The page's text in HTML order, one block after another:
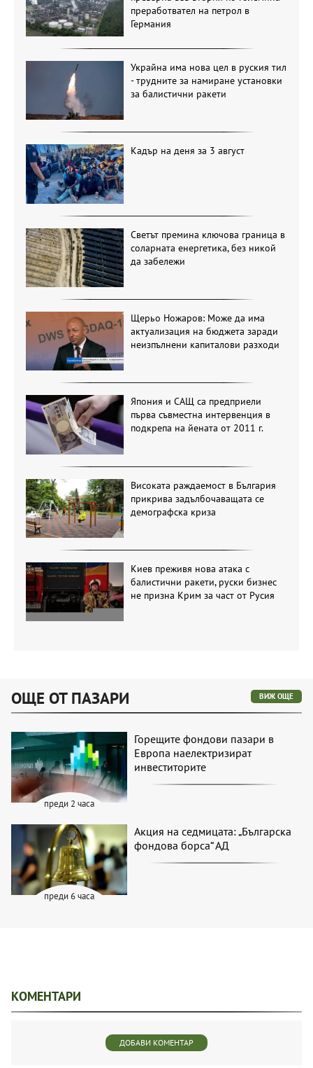
преработвател на петрол в
Германия
Украйна има нова цел в руския тил
- трудните за намиране установки
за балистични ракети
Кадър на деня за 3 август
Светът премина ключова граница в
соларната енергетика, без никой
да забележи
Щерьо Ножаров: Може да има
актуализация на бюджета заради
неизпълнени капиталови разходи
Япония и САЩ са предприели
първа съвместна интервенция в
подкрепа на йената от 2011 г.
Високата раждаемост в България
прикрива задълбочаващата се
демографска криза
Киев преживя нова атака с
балистични ракети, руски бизнес
не призна Крим за част от Русия
ОЩЕ ОТ ПАЗАРИ ВИЖ ОЩЕ
преди 2 часа
Горещите фондови пазари в
Европа наелектризират
инвеститорите
преди 6 часа
Акция на седмицата: „Българска
фондова борса“ АД
КОМЕНТАРИ
ДОБАВИ КОМЕНТАР